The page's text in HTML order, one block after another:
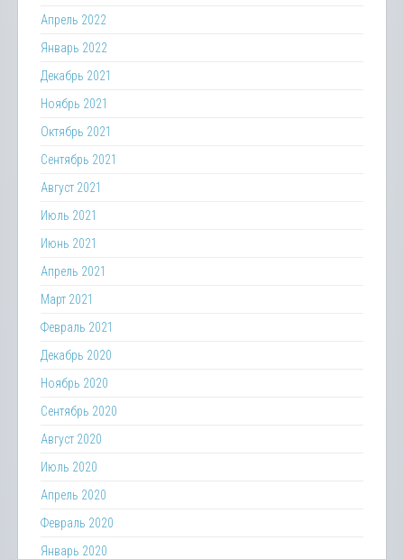
Апрель 2022
Январь 2022
Декабрь 2021
Ноябрь 2021
Октябрь 2021
Сентябрь 2021
Август 2021
Июль 2021
Июнь 2021
Апрель 2021
Март 2021
Февраль 2021
Декабрь 2020
Ноябрь 2020
Сентябрь 2020
Август 2020
Июль 2020
Апрель 2020
Февраль 2020
Январь 2020